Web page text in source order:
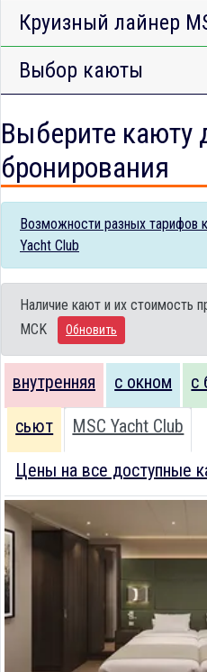
Круизный лайнер
Выбор каюты
Выберите каюту
бронирования
Возможности разных тарифов
Yacht Club
Наличие кают и их стоимость
MCK
Обновить
внутренняя с окном с
сьют MSC Yacht Club
Цены на все доступные